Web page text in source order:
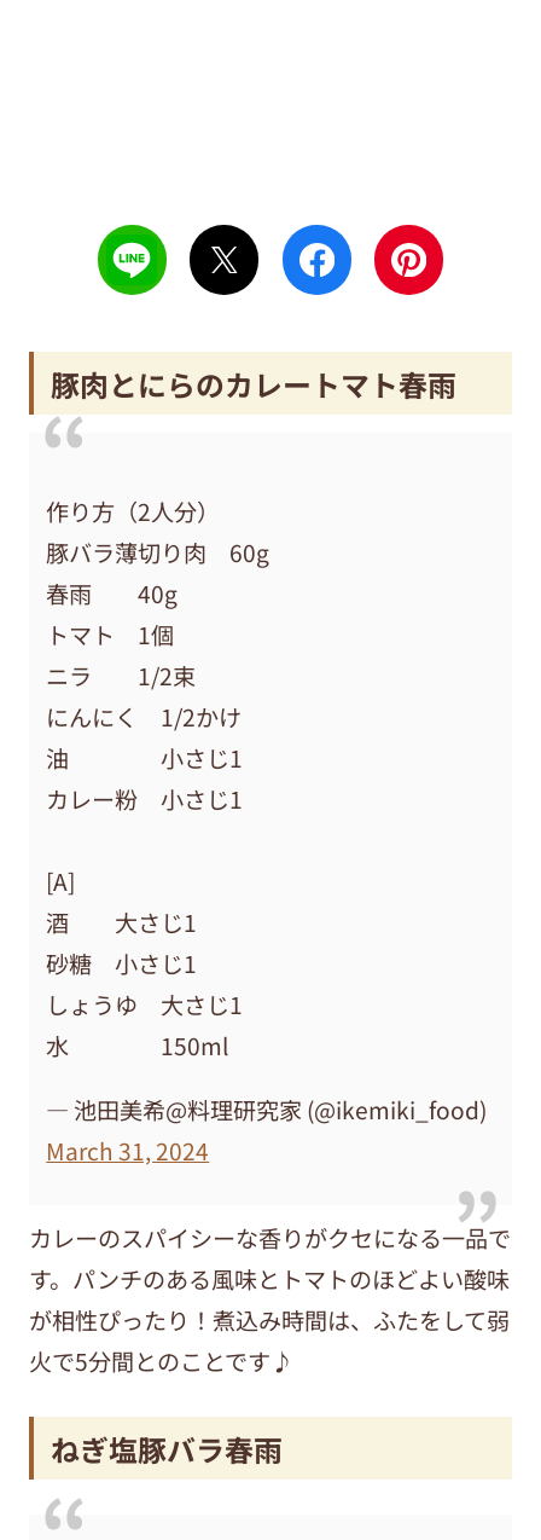
豚肉とにらのカレートマト春雨
作り方（2人分）
豚バラ薄切り肉 60g
春雨 40g
トマト 1個
ニラ 1/2束
にんにく 1/2かけ
油 小さじ1
カレー粉 小さじ1
[A]
酒 大さじ1
砂糖 小さじ1
しょうゆ 大さじ1
水 150ml
— 池田美希@料理研究家 (@ikemiki_food)
March 31, 2024
カレーのスパイシーな香りがクセになる一品で
す。パンチのある風味とトマトのほどよい酸味
が相性ぴったり！煮込み時間は、ふたをして弱
火で5分間とのことです♪
ねぎ塩豚バラ春雨